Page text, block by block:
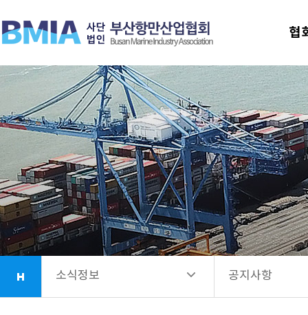
협
소식정보
업무소개
항만시설소개
회원사안내
소식정보
공지사항